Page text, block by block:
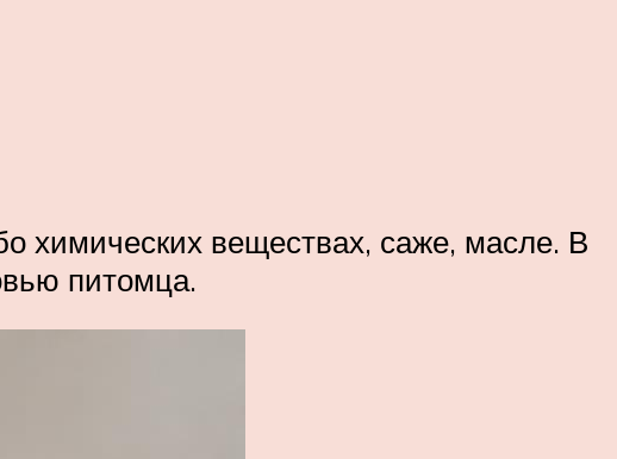
химических веществах, саже, масле. В
питомца.